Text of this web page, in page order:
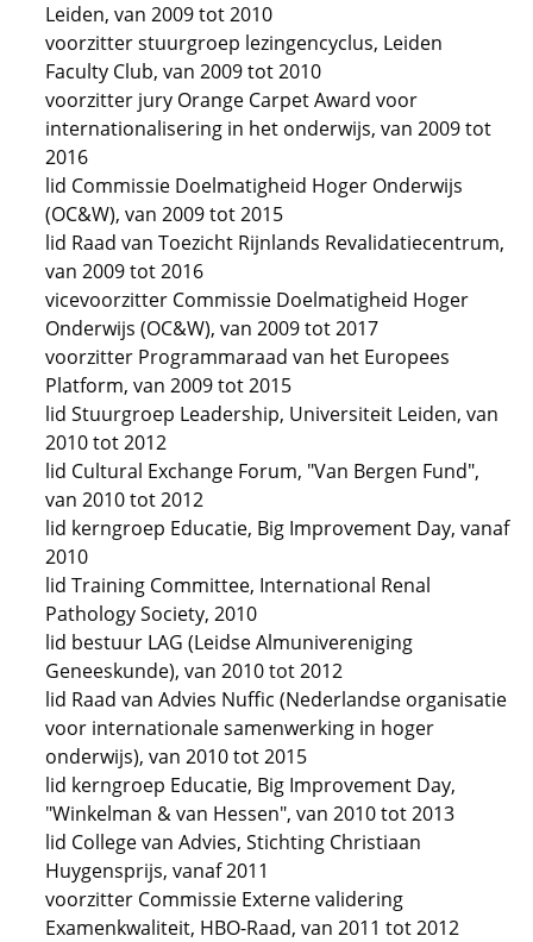
Leiden, van 2009 tot 2010
voorzitter stuurgroep lezingencyclus, Leiden
Faculty Club, van 2009 tot 2010
voorzitter jury Orange Carpet Award voor
internationalisering in het onderwijs, van 2009 tot
2016
lid Commissie Doelmatigheid Hoger Onderwijs
(OC&W), van 2009 tot 2015
lid Raad van Toezicht Rijnlands Revalidatiecentrum,
van 2009 tot 2016
vicevoorzitter Commissie Doelmatigheid Hoger
Onderwijs (OC&W), van 2009 tot 2017
voorzitter Programmaraad van het Europees
Platform, van 2009 tot 2015
lid Stuurgroep Leadership, Universiteit Leiden, van
2010 tot 2012
lid Cultural Exchange Forum, "Van Bergen Fund",
van 2010 tot 2012
lid kerngroep Educatie, Big Improvement Day, vanaf
2010
lid Training Committee, International Renal
Pathology Society, 2010
lid bestuur LAG (Leidse Almunivereniging
Geneeskunde), van 2010 tot 2012
lid Raad van Advies Nuffic (Nederlandse organisatie
voor internationale samenwerking in hoger
onderwijs), van 2010 tot 2015
lid kerngroep Educatie, Big Improvement Day,
"Winkelman & van Hessen", van 2010 tot 2013
lid College van Advies, Stichting Christiaan
Huygensprijs, vanaf 2011
voorzitter Commissie Externe validering
Examenkwaliteit, HBO-Raad, van 2011 tot 2012